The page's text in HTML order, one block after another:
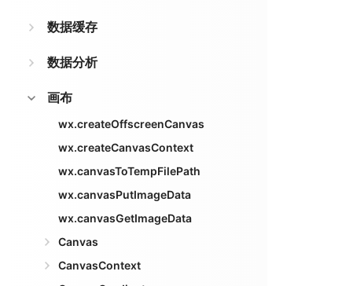
数据缓存
数据分析
画布
wx.createOffscreenCanvas
wx.createCanvasContext
wx.canvasToTempFilePath
wx.canvasPutImageData
wx.canvasGetImageData
Canvas
CanvasContext